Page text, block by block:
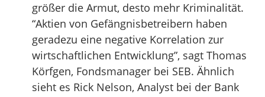
größer die Armut, desto mehr Kriminalität.
“Aktien von Gefängnisbetreibern haben
geradezu eine negative Korrelation zur
wirtschaftlichen Entwicklung”, sagt Thomas
Körfgen, Fondsmanager bei SEB. Ähnlich
sieht es Rick Nelson, Analyst bei der Bank